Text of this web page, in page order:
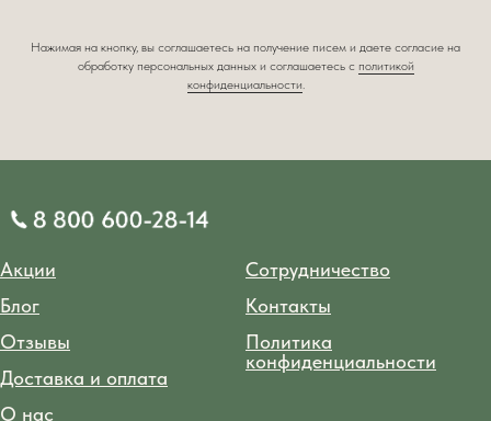
Нажимая на кнопку, вы соглашаетесь на получение писем и даете согласие на
обработку персональных данных и соглашаетесь c политикой
конфиденциальности
Акции
Блог
Отзывы
Доставка и оплата
О нас
Сотрудничество
Контакты
Политика
конфиденциальности